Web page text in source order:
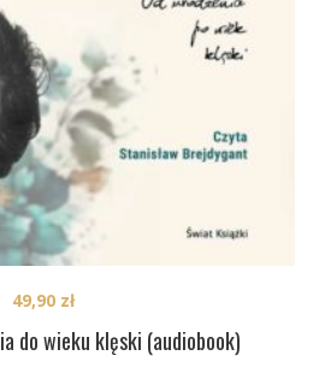
do wieku klęski (audiobook)
49,90 zł